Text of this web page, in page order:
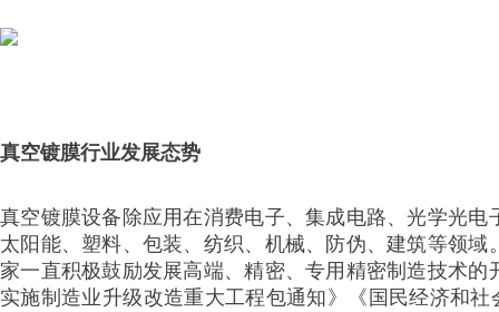
真空镀膜行业发展态势
真空镀膜设备除应用在消费电子、集成电路、光学光
太阳能、塑料、包装、纺织、机械、防伪、建筑等领
家一直积极鼓励发展高端、精密、专用精密制造技术
实施制造业升级改造重大工程包通知》《国民经济和